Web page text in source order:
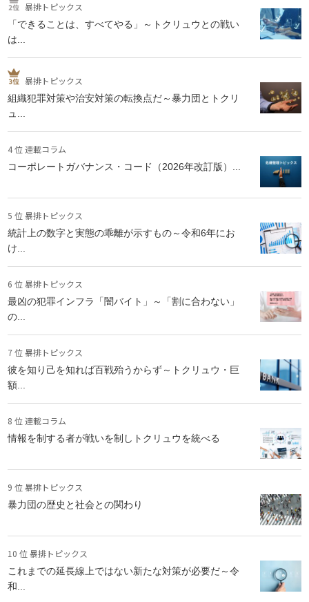
暴排トピックス
「できることは、すべてやる」～トクリュウとの戦い
は...
暴排トピックス
組織犯罪対策や治安対策の転換点だ～暴力団とトクリ
ュ...
4 位 連載コラム
コーポレートガバナンス・コード（2026年改訂版）...
5 位 暴排トピックス
統計上の数字と実態の乖離が示すもの～令和6年にお
け...
6 位 暴排トピックス
最凶の犯罪インフラ「闇バイト」～「割に合わない」
の...
7 位 暴排トピックス
彼を知り己を知れば百戦殆うからず～トクリュウ・巨
額...
8 位 連載コラム
情報を制する者が戦いを制しトクリュウを統べる
9 位 暴排トピックス
暴力団の歴史と社会との関わり
10 位 暴排トピックス
これまでの延長線上ではない新たな対策が必要だ～令
和...